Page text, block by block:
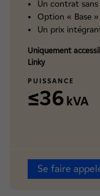
Un contrat
Option « Base
Un prix
Uniquement
Linky
PUISSANCE
≤36 kVA
Se faire